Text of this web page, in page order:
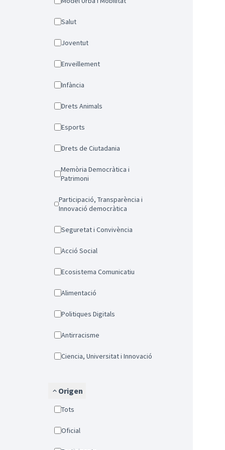
Salut
Joventut
Enveillement
Infància
Drets Animals
Esports
Drets de Ciutadania
Memòria Democràtica i
Patrimoni
Participació, Transparència i
Innovació democràtica
Seguretat i Convivència
Acció Social
Ecosistema Comunicatiu
Alimentació
Politiques Digitals
Antirracisme
Ciencia, Universitat i Innovació
Origen
Tots
Oficial